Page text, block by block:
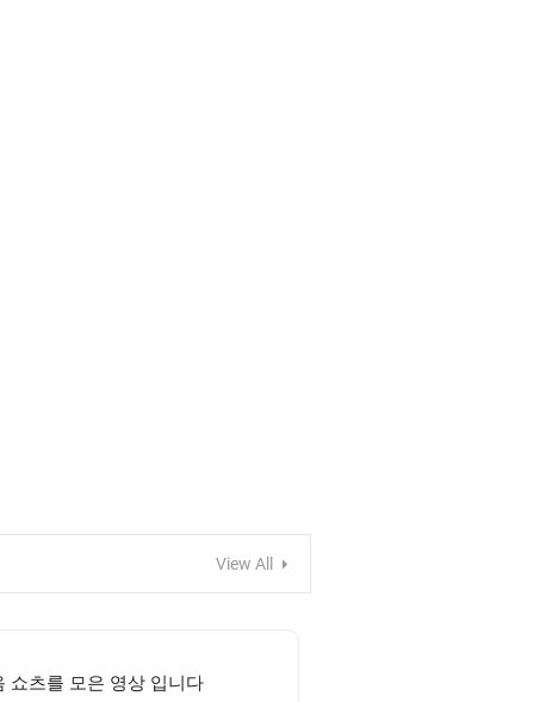
View All
쇼츠를 모은 영상 입니다